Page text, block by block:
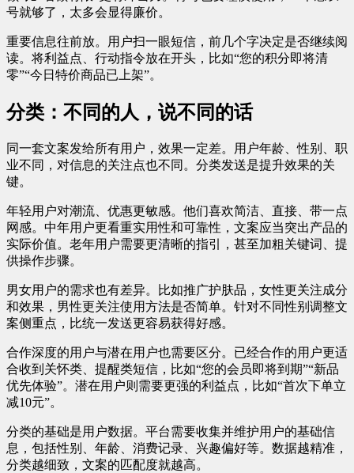
号就够了，太多会显得廉价。
重要信息往前放。用户扫一眼短信，前几个字决定是否继续阅
读。将利益点、行动指令放在开头，比如“您的积分即将清
零”“今日特价商品已上架”。
分类：不同的人，说不同的话
同一套文案发给所有用户，效果一定差。用户年龄、性别、职
业不同，对信息的关注点也不同。分类发送是提升效果的关
键。
年轻用户对潮流、优惠更敏感。他们喜欢简洁、直接、带一点
网感。中年用户更看重实用性和可靠性，文案应当突出产品的
实际价值。老年用户需要更清晰的指引，甚至加粗关键词、提
供操作步骤。
男女用户的需求也有差异。比如推广护肤品，女性更关注成分
和效果，男性更关注使用方法是否简单。针对不同性别调整文
案侧重点，比统一发送更容易获得好感。
合作深度的用户与潜在用户也需要区分。已经合作的用户更适
合收到关怀类、提醒类短信，比如“您的会员即将到期”“新品
优先体验”。潜在用户则需要更强的利益点，比如“首次下单立
减10元”。
分类的基础是用户数据。平台需要收集并维护用户的基础信
息，包括性别、年龄、消费记录、兴趣偏好等。数据越精准，
分类越细致，文案的匹配度就越高。